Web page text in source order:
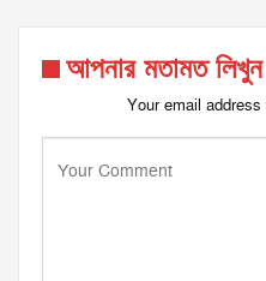
আপনার মতামত
Your email